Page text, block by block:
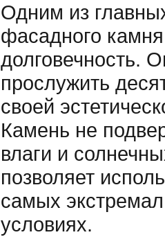
Одним из
фасадного
долговечность.
прослужить
своей
Камень не
влаги и
позволяет
самых
условиях.